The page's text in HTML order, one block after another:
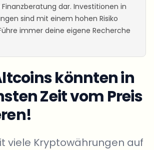
dar. Investitionen in
sind mit einem hohen Risiko
immer deine eigene Recherche
könnten in
Zeit vom Preis
viele Kryptowährungen auf